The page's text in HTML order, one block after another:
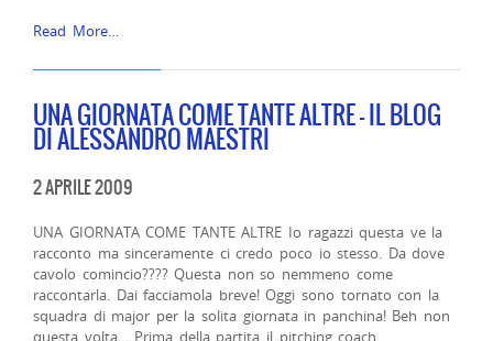
Read More…
UNA GIORNATA COME TANTE ALTRE – IL BLOG
DI ALESSANDRO MAESTRI
2 APRILE 2009
UNA GIORNATA COME TANTE ALTRE Io ragazzi questa ve la
racconto ma sinceramente ci credo poco io stesso. Da dove
cavolo comincio???? Questa non so nemmeno come
raccontarla. Dai facciamola breve! Oggi sono tornato con la
squadra di major per la solita giornata in panchina! Beh non